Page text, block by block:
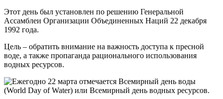
Этот день был установлен по решению Генеральной
Ассамблеи Организации Объединенных Наций 22 декабря
1992 года.
Цель – обратить внимание на важность доступа к пресной
воде, а также пропаганда рационального использования
водных ресурсов.